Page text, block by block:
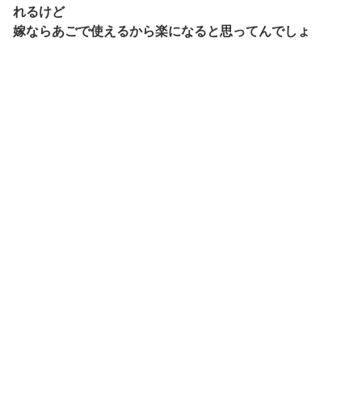
れるけど
嫁ならあごで使えるから楽になると思ってんでしょ